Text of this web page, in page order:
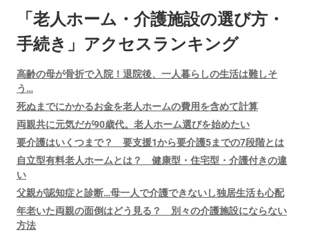
「老人ホーム・介護施設の選び方・
手続き」アクセスランキング
高齢の母が骨折で入院！退院後、一人暮らしの生活は難しそ
う…
死ぬまでにかかるお金を老人ホームの費用を含めて計算
両親共に元気だが90歳代。老人ホーム選びを始めたい
要介護はいくつまで？ 要支援1から要介護5までの7段階とは
自立型有料老人ホームとは？ 健康型・住宅型・介護付きの違
い
父親が認知症と診断…母一人で介護できないし独居生活も心配
年老いた両親の面倒はどう見る？ 別々の介護施設にならない
方法